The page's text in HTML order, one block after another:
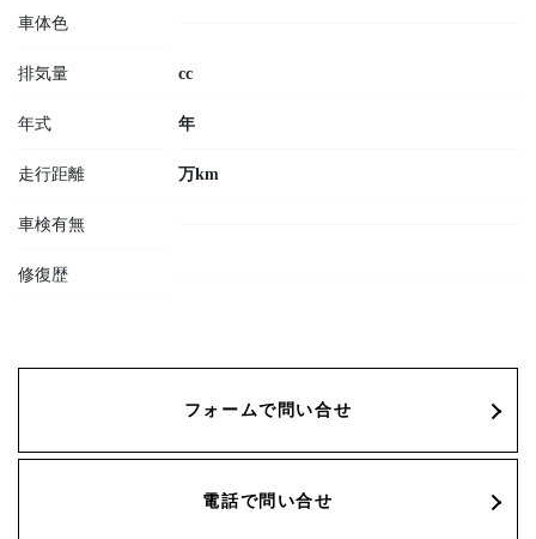
車体色
排気量 cc
年式 年
走行距離 万km
車検有無
修復歴
フォームで問い合せ
電話で問い合せ